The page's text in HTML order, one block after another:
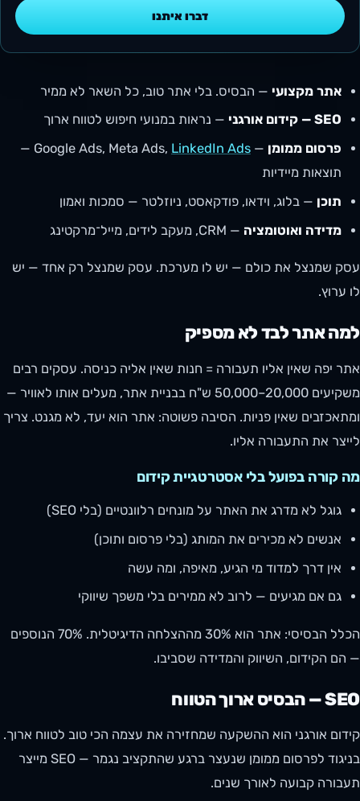
דברו איתנו
אתר מקצועי — הבסיס. בלי אתר טוב, כל השאר לא ממיר
SEO — קידום אורגני
— נראות במנועי חיפוש לטווח ארוך
פרסום ממומן — Google Ads, Meta Ads,
LinkedIn Ads
—
תוצאות מיידיות
תוכן — בלוג, וידאו, פודקאסט, ניוזלטר — סמכות ואמון
מדידה ואוטומציה — CRM, מעקב לידים, מייל־מרקטינג
עסק שמנצל את כולם — יש לו מערכת. עסק שמנצל רק אחד — יש
לו ערוץ.
למה אתר לבד לא מספיק
אתר יפה שאין אליו תעבורה = חנות שאין אליה כניסה. עסקים רבים
משקיעים 20,000–50,000 ש"ח בבניית אתר, מעלים אותו לאוויר —
ומתאכזבים שאין פניות. הסיבה פשוטה: אתר הוא יעד, לא מגנט. צריך
לייצר את התעבורה אליו.
מה קורה בפועל בלי אסטרטגיית קידום
גוגל לא מדרג את האתר על מונחים רלוונטיים (בלי SEO)
אנשים לא מכירים את המותג (בלי פרסום ותוכן)
אין דרך למדוד מי הגיע, מאיפה, ומה עשה
גם אם מגיעים — לרוב לא ממירים בלי משפך שיווקי
הכלל הבסיסי: אתר הוא 30% מההצלחה הדיגיטלית. 70% הנוספים
— הם הקידום, השיווק והמדידה שסביבו.
SEO — הבסיס ארוך הטווח
קידום אורגני הוא ההשקעה שמחזירה את עצמה הכי טוב לטווח ארוך.
בניגוד לפרסום ממומן שנעצר ברגע שהתקציב נגמר — SEO מייצר
תעבורה קבועה לאורך שנים.